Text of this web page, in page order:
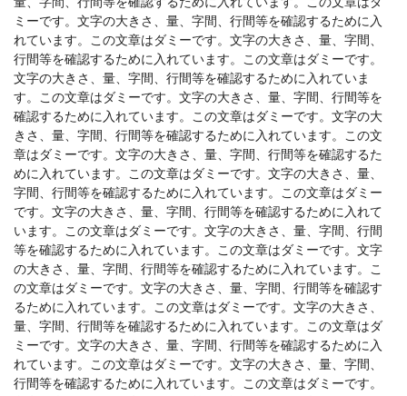
ミーです。文字の大きさ、量、字間、行間等を確認するために入
れています。この文章はダミーです。文字の大きさ、量、字間、
行間等を確認するために入れています。この文章はダミーです。
文字の大きさ、量、字間、行間等を確認するために入れていま
す。この文章はダミーです。文字の大きさ、量、字間、行間等を
確認するために入れています。この文章はダミーです。文字の大
きさ、量、字間、行間等を確認するために入れています。この文
章はダミーです。文字の大きさ、量、字間、行間等を確認するた
めに入れています。この文章はダミーです。文字の大きさ、量、
字間、行間等を確認するために入れています。この文章はダミー
です。文字の大きさ、量、字間、行間等を確認するために入れて
います。この文章はダミーです。文字の大きさ、量、字間、行間
等を確認するために入れています。この文章はダミーです。文字
の大きさ、量、字間、行間等を確認するために入れています。こ
の文章はダミーです。文字の大きさ、量、字間、行間等を確認す
るために入れています。この文章はダミーです。文字の大きさ、
量、字間、行間等を確認するために入れています。この文章はダ
ミーです。文字の大きさ、量、字間、行間等を確認するために入
れています。この文章はダミーです。文字の大きさ、量、字間、
行間等を確認するために入れています。この文章はダミーです。